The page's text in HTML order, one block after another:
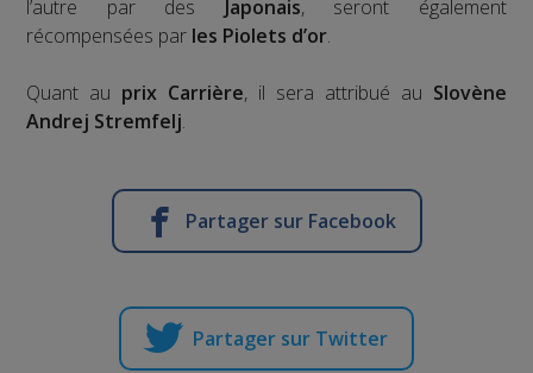
l’autre par des Japonais, seront également
récompensées par les Piolets d’or.
Quant au prix Carrière, il sera attribué au Slovène
Andrej Stremfelj.
Partager sur Facebook
Partager sur Twitter